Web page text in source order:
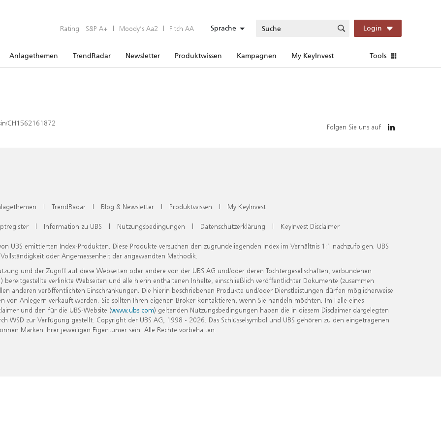
Rating: S&P A+ | Moody’s Aa2 | Fitch AA Sprache Login
Anlagethemen TrendRadar Newsletter Produktwissen Kampagnen My KeyInvest Tools
CH1562161872 Folgen Sie uns auf
| TrendRadar | Blog & Newsletter | Produktwissen | My KeyInvest
| Information zu UBS | Nutzungsbedingungen | Datenschutzerklärung | KeyInvest Disclaimer
UBS emittierten Index-Produkten. Diese Produkte versuchen den zugrundeliegenden Index im Verhältnis 1:1 nachzufolgen. UBS
oder Angemessenheit der angewandten Methodik.
und der Zugriff auf diese Webseiten oder andere von der UBS AG und/oder deren Tochtergesellschaften, verbundenen
verlinkte Webseiten und alle hierin enthaltenen Inhalte, einschließlich veröffentlichter Dokumente (zusammen
anderen veröffentlichten Einschränkungen. Die hierin beschriebenen Produkte und/oder Dienstleistungen dürfen möglicherweise
Anlegern verkauft werden. Sie sollten Ihren eigenen Broker kontaktieren, wenn Sie handeln möchten. Im Falle eines
und den für die UBS-Website (www.ubs.com) geltenden Nutzungsbedingungen haben die in diesem Disclaimer dargelegten
zur Verfügung gestellt. Copyright der UBS AG, 1998 - 2026. Das Schlüsselsymbol und UBS gehören zu den eingetragenen
Marken ihrer jeweiligen Eigentümer sein. Alle Rechte vorbehalten.